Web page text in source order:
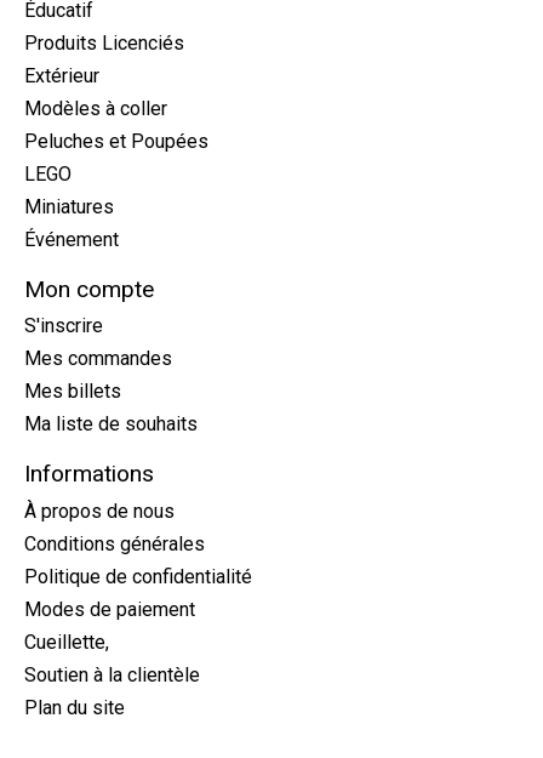
Éducatif
Produits Licenciés
Extérieur
Modèles à coller
Peluches et Poupées
LEGO
Miniatures
Événement
Mon compte
S'inscrire
Mes commandes
Mes billets
Ma liste de souhaits
Informations
À propos de nous
Conditions générales
Politique de confidentialité
Modes de paiement
Cueillette,
Soutien à la clientèle
Plan du site